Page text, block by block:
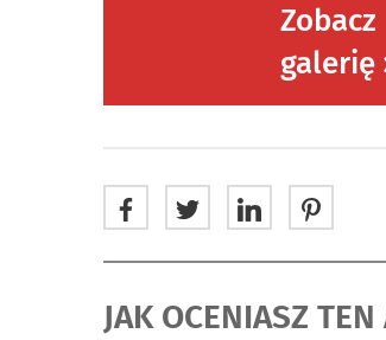
Zobacz
galerię
JAK OCENIASZ